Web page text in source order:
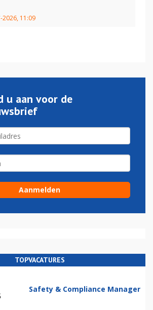
2026, 11:09
u aan voor de
TOPVACATURES
Safety & Compliance Manager